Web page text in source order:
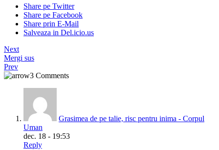
Share pe Twitter
Share pe Facebook
Share prin E-Mail
Salveaza in Del.icio.us
Next
Mergi sus
Prev
3 Comments
Grasimea de pe talie, risc pentru inima - Corpul
Uman
dec. 18 - 19:53
Reply